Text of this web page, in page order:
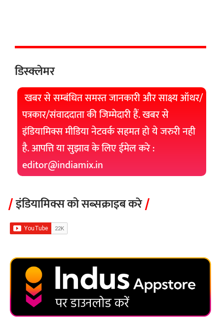
डिस्क्लेमर
खबर से सम्बंधित समस्त जानकारी और साक्ष्य ऑथर/
पत्रकार/संवाददाता की जिम्मेदारी हैं. खबर से
इंडियामिक्स मीडिया नेटवर्क सहमत हो ये जरुरी नही
है. आपत्ति या सुझाव के लिए ईमेल करे :
editor@indiamix.in
इंडियामिक्स को सब्सक्राइब करे